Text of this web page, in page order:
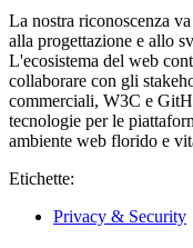
La nostra riconoscenza
alla progettazione e allo
L'ecosistema del web
collaborare con gli
commerciali, W3C e
tecnologie per le
ambiente web florido e
Etichette:
Privacy & Security